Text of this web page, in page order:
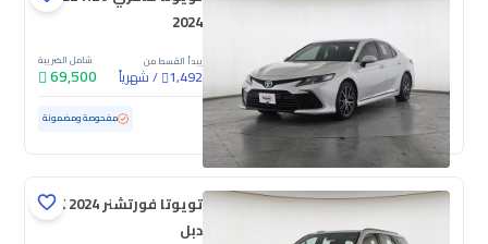
2024
يبدأ القسط من
1,492
/شهرياً
شامل الضريبة
69,500
مستعملة 211,064 كم مفحوصة ومضمونة
تويوتا فورتشنر GX 2024
دبل